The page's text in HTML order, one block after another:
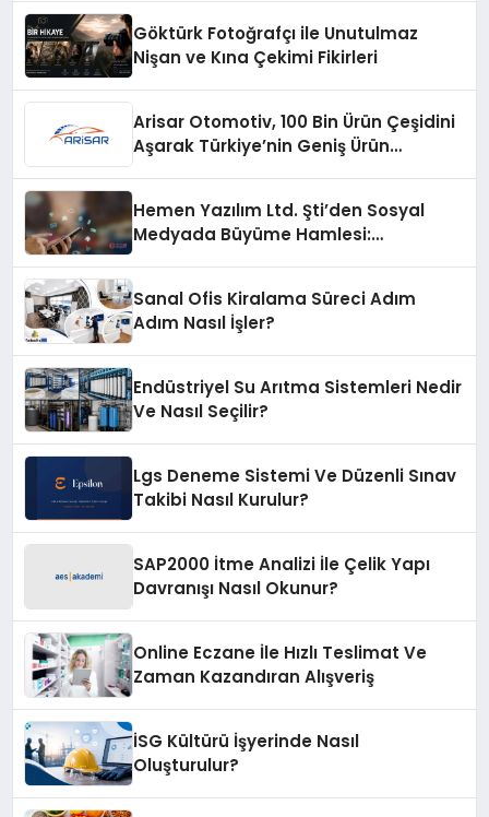
Göktürk Fotoğrafçı ile Unutulmaz
Nişan ve Kına Çekimi Fikirleri
Arisar Otomotiv, 100 Bin Ürün Çeşidini
Aşarak Türkiye’nin Geniş Ürün
Hemen Yazılım Ltd. Şti’den Sosyal
Medyada Büyüme Hamlesi:
Sanal Ofis Kiralama Süreci Adım
Adım Nasıl İşler?
Endüstriyel Su Arıtma Sistemleri Nedir
Ve Nasıl Seçilir?
Lgs Deneme Sistemi Ve Düzenli Sınav
Takibi Nasıl Kurulur?
SAP2000 İtme Analizi İle Çelik Yapı
Davranışı Nasıl Okunur?
Online Eczane İle Hızlı Teslimat Ve
Zaman Kazandıran Alışveriş
İSG Kültürü İşyerinde Nasıl
Oluşturulur?